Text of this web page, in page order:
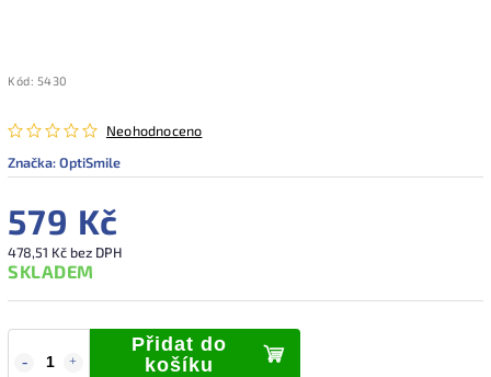
Kód: 5430
Neohodnoceno
Značka:OptiSmile
579 Kč
478,51 Kč bez DPH
SKLADEM
Přidat do
košíku